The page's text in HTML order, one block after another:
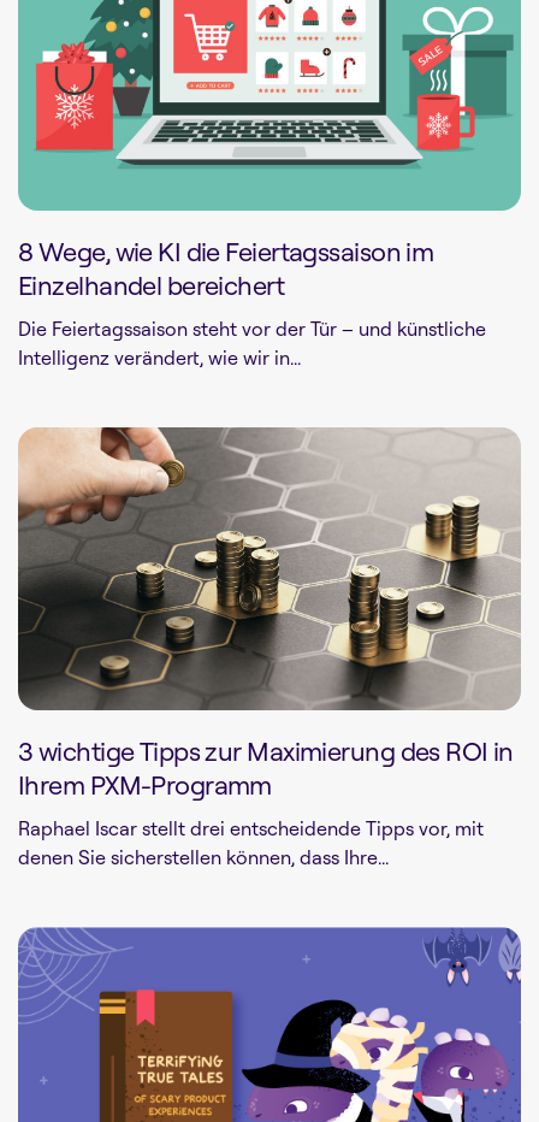
8 Wege, wie KI die Feiertagssaison im
Einzelhandel bereichert
Die Feiertagssaison steht vor der Tür – und künstliche
Intelligenz verändert, wie wir in...
3 wichtige Tipps zur Maximierung des ROI in
Ihrem PXM-Programm
Raphael Iscar stellt drei entscheidende Tipps vor, mit
denen Sie sicherstellen können, dass Ihre...